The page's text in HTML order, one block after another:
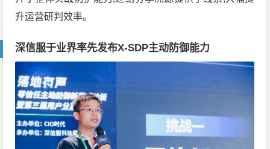
升运营研判效率。
深信服于业界率先发布X-SDP主动防御能力